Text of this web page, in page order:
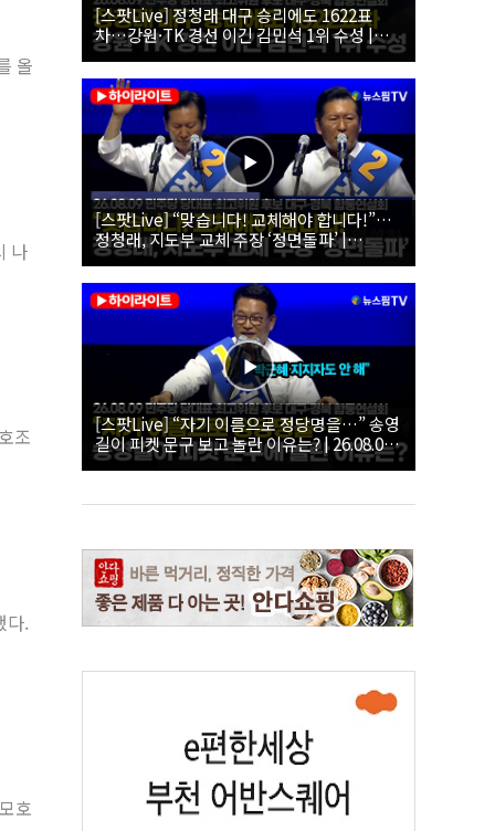
올
나
조
다.
호
[스팟Live] 정청래 대구 승리에도 1622표
차…강원·TK 경선 이긴 김민석 1위 수성 |
26.08.09 더불어민주당 당대표·최고위원 후
보 대구·경북 합동연설회
[스팟Live] “맞습니다! 교체해야 합니다!”…
정청래, 지도부 교체 주장 ‘정면돌파’ |
26.08.09 더불어민주당 당대표·최고위원 후
보 대구·경북 합동연설회
[스팟Live] “자기 이름으로 정당명을…” 송영
길이 피켓 문구 보고 놀란 이유는? | 26.08.09
더불어민주당 당대표·최고위원 후보 대구·경